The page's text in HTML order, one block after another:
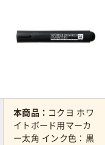
本商品： コクヨ ホワ
イトボード用マーカ
ー太角 インク色：黒